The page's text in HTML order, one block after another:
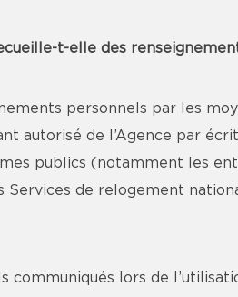
t-elle des
personnels par les
autorisé de l’Agence par
publics (notamment les
Services de relogement
communiqués lors de